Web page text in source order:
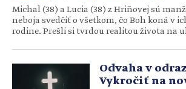
Michal (38) a Lucia (38) z Hriňovej sú
neboja svedčiť o všetkom, čo Boh koná v
rodine. Prešli si tvrdou realitou života na
odkrývajú, ako ich Boh vyslobodil, prečo
svojich pádoch, ale i tom, čo…
Odvaha v
Vykročiť na